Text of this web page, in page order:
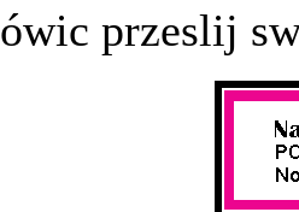
przeslij